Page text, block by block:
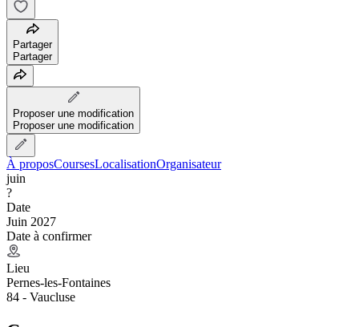
Partager
Partager
Proposer une modification
Proposer une modification
À proposCoursesLocalisationOrganisateur
juin
?
Date
Juin 2027
Date à confirmer
Lieu
Pernes-les-Fontaines
84 - Vaucluse